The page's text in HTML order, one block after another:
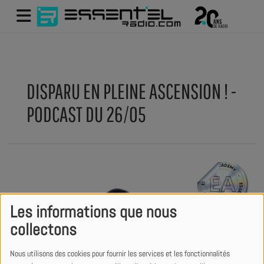
Les informations que nous
collectons
Nous utilisons des cookies pour fournir les services et les fonctionnalités
DISPARU EN PLEINE ASCENSION ! -
PODCAST DU 26/05